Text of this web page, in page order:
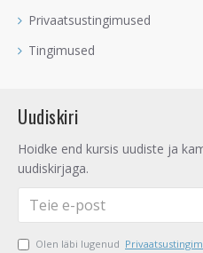
Privaatsustingimused
Tingimused
Uudiskiri
Hoidke end kursis uudiste ja
uudiskirjaga.
Olen läbi lugenud